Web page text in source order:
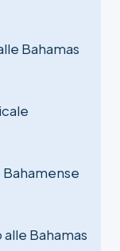
Bahamas
Bahamense
Bahamas